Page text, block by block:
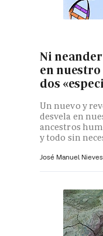
Ni
en
dos
Un nuevo y
desvela en
ancestros
y todo sin
José Manuel Nieves